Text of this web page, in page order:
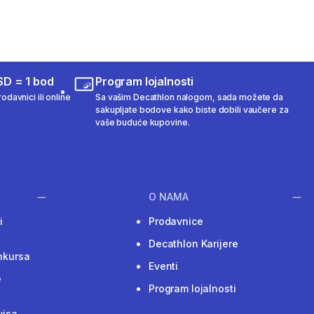
= 1 bod
ili online
Program lojalnosti
Sa vašim Decathlon nalogom, sada možete da
sakupljate bodove kako biste dobili vaučere za
vaše buduće kupovine.
O NAMA
Prodavnice
Decathlon Karijere
Eventi
Program lojalnosti